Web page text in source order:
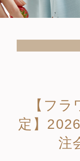
【フ
定】
注